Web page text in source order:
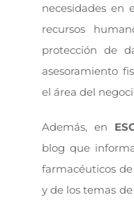
necesidades en
recursos
protección de
asesoramiento
el área del
Además, en
blog que
farmacéuticos
y de los temas